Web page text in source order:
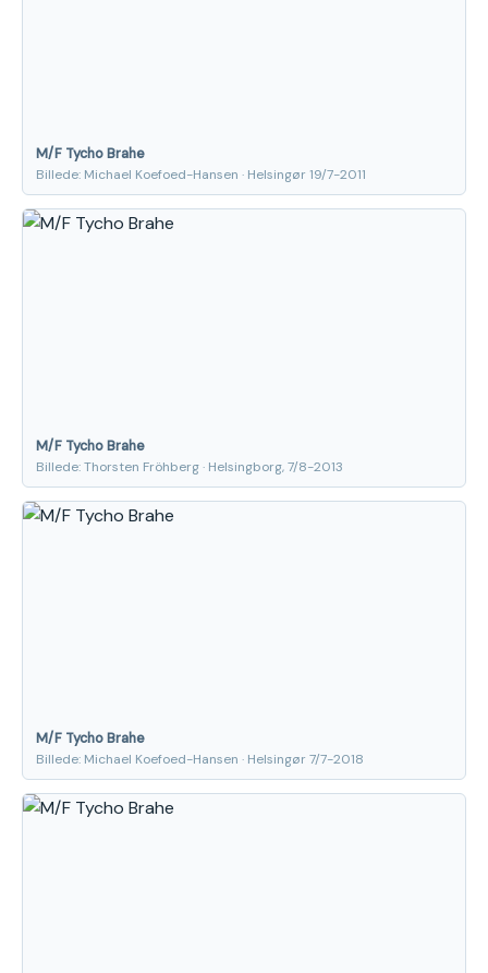
M/F Tycho Brahe
Billede: Michael Koefoed-Hansen · Helsingør 19/7-2011
M/F Tycho Brahe
Billede: Thorsten Fröhberg · Helsingborg, 7/8-2013
M/F Tycho Brahe
Billede: Michael Koefoed-Hansen · Helsingør 7/7-2018